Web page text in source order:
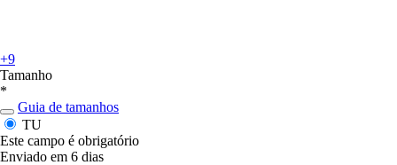
+9
Tamanho
*
Guia de tamanhos
TU
Este campo é obrigatório
Enviado em 6 dias